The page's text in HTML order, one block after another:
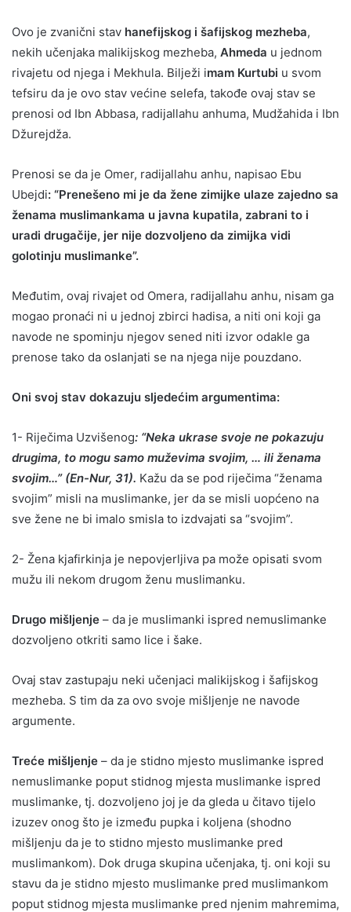
Ovo je zvanični stav hanefijskog i šafijskog mezheba,
nekih učenjaka malikijskog mezheba, Ahmeda u jednom
rivajetu od njega i Mekhula. Bilježi imam Kurtubi u svom
tefsiru da je ovo stav većine selefa, takođe ovaj stav se
prenosi od Ibn Abbasa, radijallahu anhuma, Mudžahida i Ibn
Džurejdža.
Prenosi se da je Omer, radijallahu anhu, napisao Ebu
Ubejdi: “Prenešeno mi je da žene zimijke ulaze zajedno sa
ženama muslimankama u javna kupatila, zabrani to i
uradi drugačije, jer nije dozvoljeno da zimijka vidi
golotinju muslimanke”.
Međutim, ovaj rivajet od Omera, radijallahu anhu, nisam ga
mogao pronaći ni u jednoj zbirci hadisa, a niti oni koji ga
navode ne spominju njegov sened niti izvor odakle ga
prenose tako da oslanjati se na njega nije pouzdano.
Oni svoj stav dokazuju sljedećim argumentima:
1- Riječima Uzvišenog: “Neka ukrase svoje ne pokazuju
drugima, to mogu samo muževima svojim, … ili ženama
svojim…” (En-Nur, 31). Kažu da se pod riječima “ženama
svojim” misli na muslimanke, jer da se misli uopćeno na
sve žene ne bi imalo smisla to izdvajati sa “svojim”.
2- Žena kjafirkinja je nepovjerljiva pa može opisati svom
mužu ili nekom drugom ženu muslimanku.
Drugo mišljenje – da je muslimanki ispred nemuslimanke
dozvoljeno otkriti samo lice i šake.
Ovaj stav zastupaju neki učenjaci malikijskog i šafijskog
mezheba. S tim da za ovo svoje mišljenje ne navode
argumente.
Treće mišljenje – da je stidno mjesto muslimanke ispred
nemuslimanke poput stidnog mjesta muslimanke ispred
muslimanke, tj. dozvoljeno joj je da gleda u čitavo tijelo
izuzev onog što je između pupka i koljena (shodno
mišljenju da je to stidno mjesto muslimanke pred
muslimankom). Dok druga skupina učenjaka, tj. oni koji su
stavu da je stidno mjesto muslimanke pred muslimankom
poput stidnog mjesta muslimanke pred njenim mahremima,